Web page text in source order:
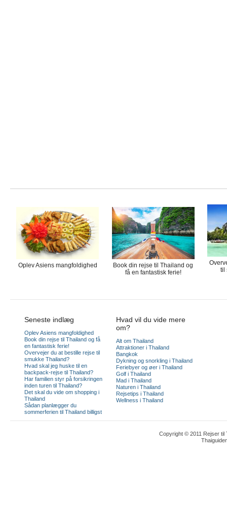
Oplev Asiens mangfoldighed
Book din rejse til Thailand og
få en fantastisk ferie!
til
Seneste indlæg
Oplev Asiens mangfoldighed
Book din rejse til Thailand og få
en fantastisk ferie!
Overvejer du at bestille rejse til
smukke Thailand?
Hvad skal jeg huske til en
backpack-rejse til Thailand?
Har familien styr på forsikringen
inden turen til Thailand?
Det skal du vide om shopping i
Thailand
Sådan planlægger du
sommerferien til Thailand billigst
Hvad vil du vide mere
om?
Alt om Thailand
Attraktioner i Thailand
Bangkok
Dykning og snorkling i Thailand
Feriebyer og øer i Thailand
Golf i Thailand
Mad i Thailand
Naturen i Thailand
Rejsetips i Thailand
Wellness i Thailand
Copyright © 2011 Rejser til